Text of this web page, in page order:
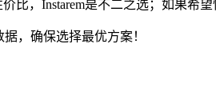
比，Instarem是不二之选；如果希
，确保选择最优方案！